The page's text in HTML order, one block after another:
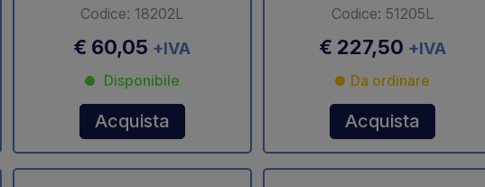
Codice: 18202L
€ 60,05 +IVA
Disponibile
Acquista
Codice: 51205L
€ 227,50 +IVA
Da ordinare
Acquista